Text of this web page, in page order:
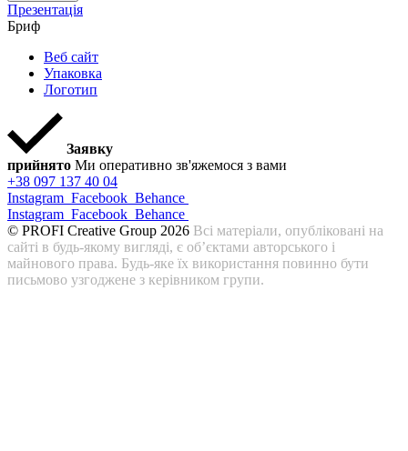
Презентація
Бриф
Веб сайт
Упаковка
Логотип
Заявку
прийнято Ми оперативно зв'яжемося з вами
+38 097 137 40 04
Instagram Facebook Behance
Instagram Facebook Behance
© PROFI Creative Group 2026 Всі матеріали, опубліковані на
сайті в будь-якому вигляді, є об’єктами авторського і
майнового права. Будь-яке їх використання повинно бути
письмово узгоджене з керівником групи.